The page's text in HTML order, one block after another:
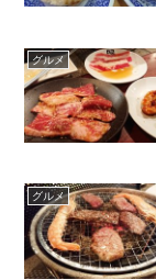
グルメ
グルメ